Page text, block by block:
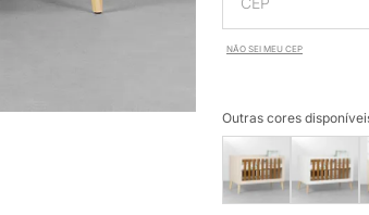
NÃO SEI MEU CEP
Outras cores